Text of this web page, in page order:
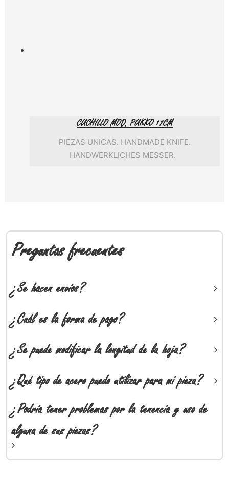
CUCHILLO MOD. PUKKO 17CM
PIEZAS UNICAS. HANDMADE KNIFE.
HANDWERKLICHES MESSER.
Preguntas frecuentes
¿Se hacen envíos?
¿Cuál es la forma de pago?
¿Se puede modificar la longitud de la hoja?
¿Qué tipo de acero puedo utilizar para mi pieza?
¿Podría tener problemas por la tenencia y uso de
alguna de sus piezas?